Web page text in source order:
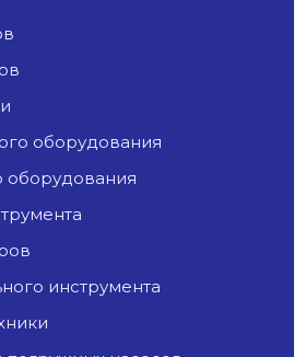
оборудования
оборудования
инструмента